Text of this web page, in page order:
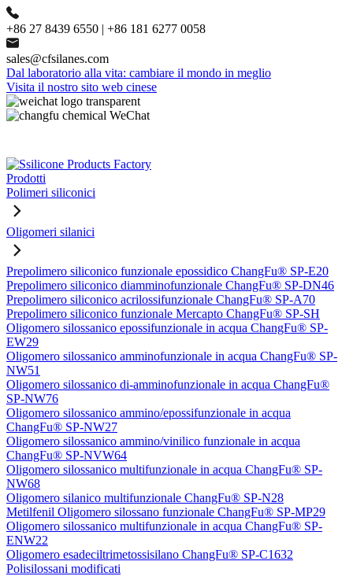
+86 27 8439 6550 | +86 181 6277 0058
sales@cfsilanes.com
Dal laboratorio alla vita: cambiare il mondo in meglio
Visita il nostro sito web cinese
Prodotti
Polimeri siliconici
Oligomeri silanici
Prepolimero siliconico funzionale epossidico ChangFu® SP-E20
Prepolimero siliconico diamminofunzionale ChangFu® SP-DN46
Prepolimero siliconico acrilossifunzionale ChangFu® SP-A70
Prepolimero siliconico funzionale Mercapto ChangFu® SP-SH
Oligomero silossanico epossifunzionale in acqua ChangFu® SP-
EW29
Oligomero silossanico amminofunzionale in acqua ChangFu® SP-
NW51
Oligomero silossanico di-amminofunzionale in acqua ChangFu®
SP-NW76
Oligomero silossanico ammino/epossifunzionale in acqua
ChangFu® SP-NW27
Oligomero silossanico ammino/vinilico funzionale in acqua
ChangFu® SP-NVW64
Oligomero silossanico multifunzionale in acqua ChangFu® SP-
NW68
Oligomero silanico multifunzionale ChangFu® SP-N28
Metilfenil Oligomero silossano funzionale ChangFu® SP-MP29
Oligomero silossanico multifunzionale in acqua ChangFu® SP-
ENW22
Oligomero esadeciltrimetossisilano ChangFu® SP-C1632
Polisilossani modificati